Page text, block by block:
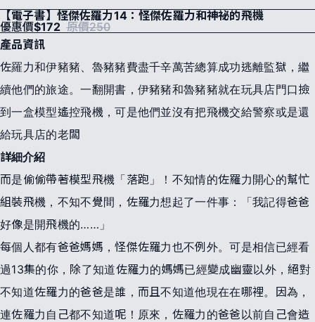
【電子書】怪傑佐羅力14：怪傑佐羅力和神祕的飛機
優惠價$172 原價250
產品資訊
佐羅力和伊豬豬、魯豬豬費盡千辛萬苦總算成功逃離監獄，繼
續他們的旅途。一翻開書，伊豬豬和魯豬豬就在玩具店門口撿
到一盒模型遙控飛機，可是他們並沒有把飛機交給警察或是還
給玩具店的老闆
詳細介紹
而是偷偷帶著模型飛機「落跑」！不知情的佐羅力開心的幫忙
組裝飛機，不知不覺間，佐羅力想起了一件事：「我記得爸爸
好像是開飛機的……」
每個人都有爸爸媽媽，怪傑佐羅力也不例外。可是相信已經看
過13集的你，除了知道佐羅力的媽媽已經變成幽靈以外，絕對
不知道佐羅力的爸爸是誰，而且不知道他現在在哪裡。因為，
連佐羅力自己都不知道呢！原來，佐羅力的爸爸以前自己會造